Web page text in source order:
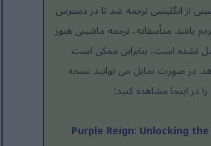
از انگلیسی ترجمه شد تا در دسترس
باشد. متأسفانه، ترجمه ماشینی هنوز
نشده است، بنابراین ممکن است
در صورت تمایل می توانید نسخه
در اینجا مشاهده کنید:
Purple Reign: Unlocking